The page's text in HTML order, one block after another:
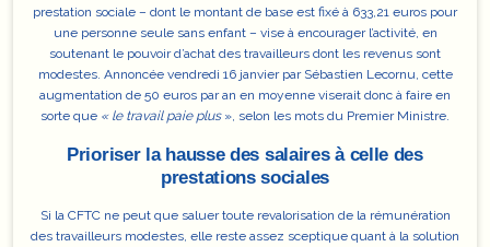
prestation sociale – dont le montant de base est fixé à 633,21 euros pour
une personne seule sans enfant – vise à encourager l’activité, en
soutenant le pouvoir d’achat des travailleurs dont les revenus sont
modestes. Annoncée vendredi 16 janvier par Sébastien Lecornu, cette
augmentation de 50 euros par an en moyenne viserait donc à faire en
sorte que « le travail paie plus», selon les mots du Premier Ministre.
Prioriser la hausse des salaires à celle des
prestations sociales
Si la CFTC ne peut que saluer toute revalorisation de la rémunération
des travailleurs modestes, elle reste assez sceptique quant à la solution